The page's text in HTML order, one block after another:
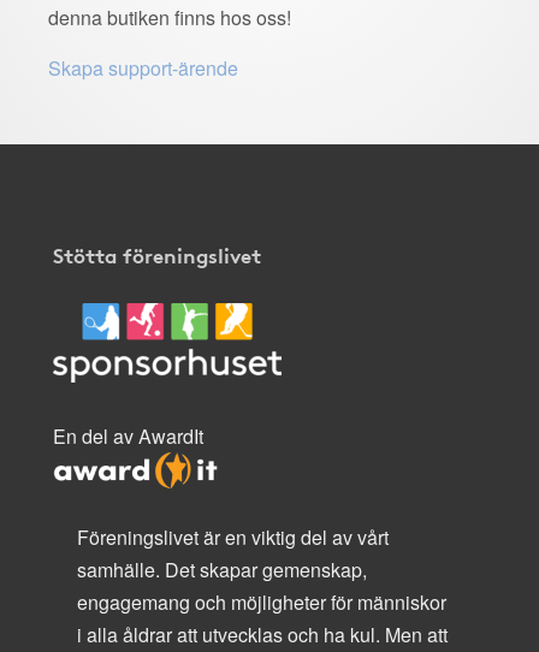
denna butiken finns hos oss!
Skapa support-ärende
Stötta föreningslivet
En del av AwardIt
Föreningslivet är en viktig del av vårt
samhälle. Det skapar gemenskap,
engagemang och möjligheter för människor
i alla åldrar att utvecklas och ha kul. Men att